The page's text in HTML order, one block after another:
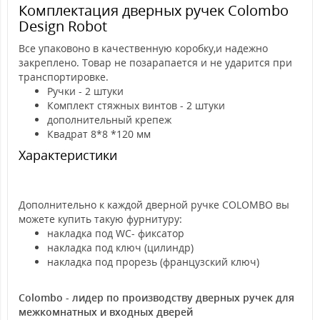
Комплектация дверных ручек Colombo
Design Robot
Все упаковоно в качественную коробку,и надежно
закреплено. Товар не позарапается и не ударится при
транспортировке.
Ручки - 2 штуки
Комплект стяжных винтов - 2 штуки
дополнительный крепеж
Квадрат 8*8 *120 мм
Характеристики
Дополнительно к каждой дверной ручке COLOMBO вы
можете купить такую фурнитуру:
накладка под WC- фиксатор
накладка под ключ (цилиндр)
накладка под прорезь (французский ключ)
Colombo - лидер по производству дверных ручек для
межкомнатных и входных дверей